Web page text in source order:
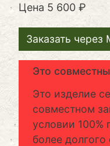
Цена 5 600 ₽
Заказать через
Это
Это изделие
совместном
условии 100%
более долгого